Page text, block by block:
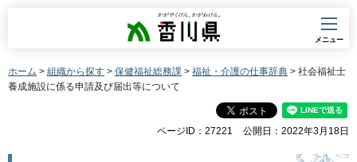
香川県
メニュー
ホーム > 組織から探す > 保健福祉総務課 > 福祉・介護の仕事辞典 > 社会福祉士
養成施設に係る申請及び届出等について
ページID：27221 公開日：2022年3月18日